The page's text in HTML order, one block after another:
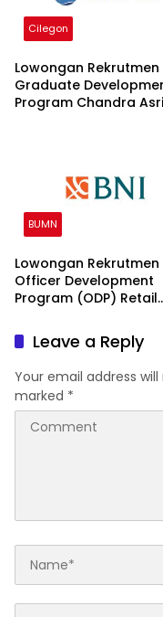
Cilegon
Lowongan Rekrutmen
Graduate
Program Chandra Asri
BUMN
Lowongan Rekrutmen
Officer Development
Program (ODP) Retail
Leave a Reply
Your email address
marked *